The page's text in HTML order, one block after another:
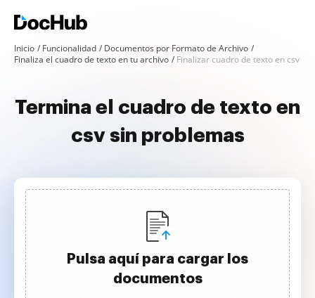
Inicio Funcionalidad
Documentos por Formato de Archivo
Finaliza el cuadro de texto en tu archivo
Finalizar cuadro de texto en csv
Termina el cuadro de texto en
csv sin problemas
Pulsa aquí para cargar los
documentos